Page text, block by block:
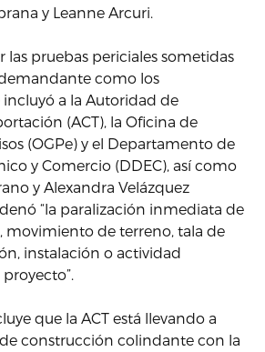
y Leanne Arcuri.
las pruebas periciales sometidas
como los
a la Autoridad de
(ACT), la Oficina de
(OGPe) y el Departamento de
y Comercio (DDEC), así como
y Alexandra Velázquez
“la paralización inmediata de
movimiento de terreno, tala de
instalación o actividad
que la ACT está llevando a
construcción colindante con la